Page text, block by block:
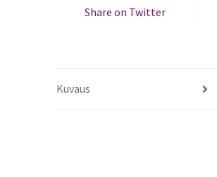
Share on Twitter
Kuvaus